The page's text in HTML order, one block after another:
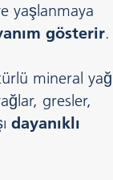
yaşlanmaya
gösterir.
mineral yağ
gresler,
dayanıklı